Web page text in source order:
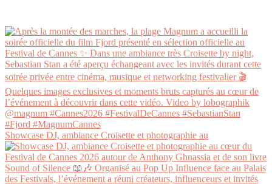
Showcase DJ, ambiance Croisette et photographie au